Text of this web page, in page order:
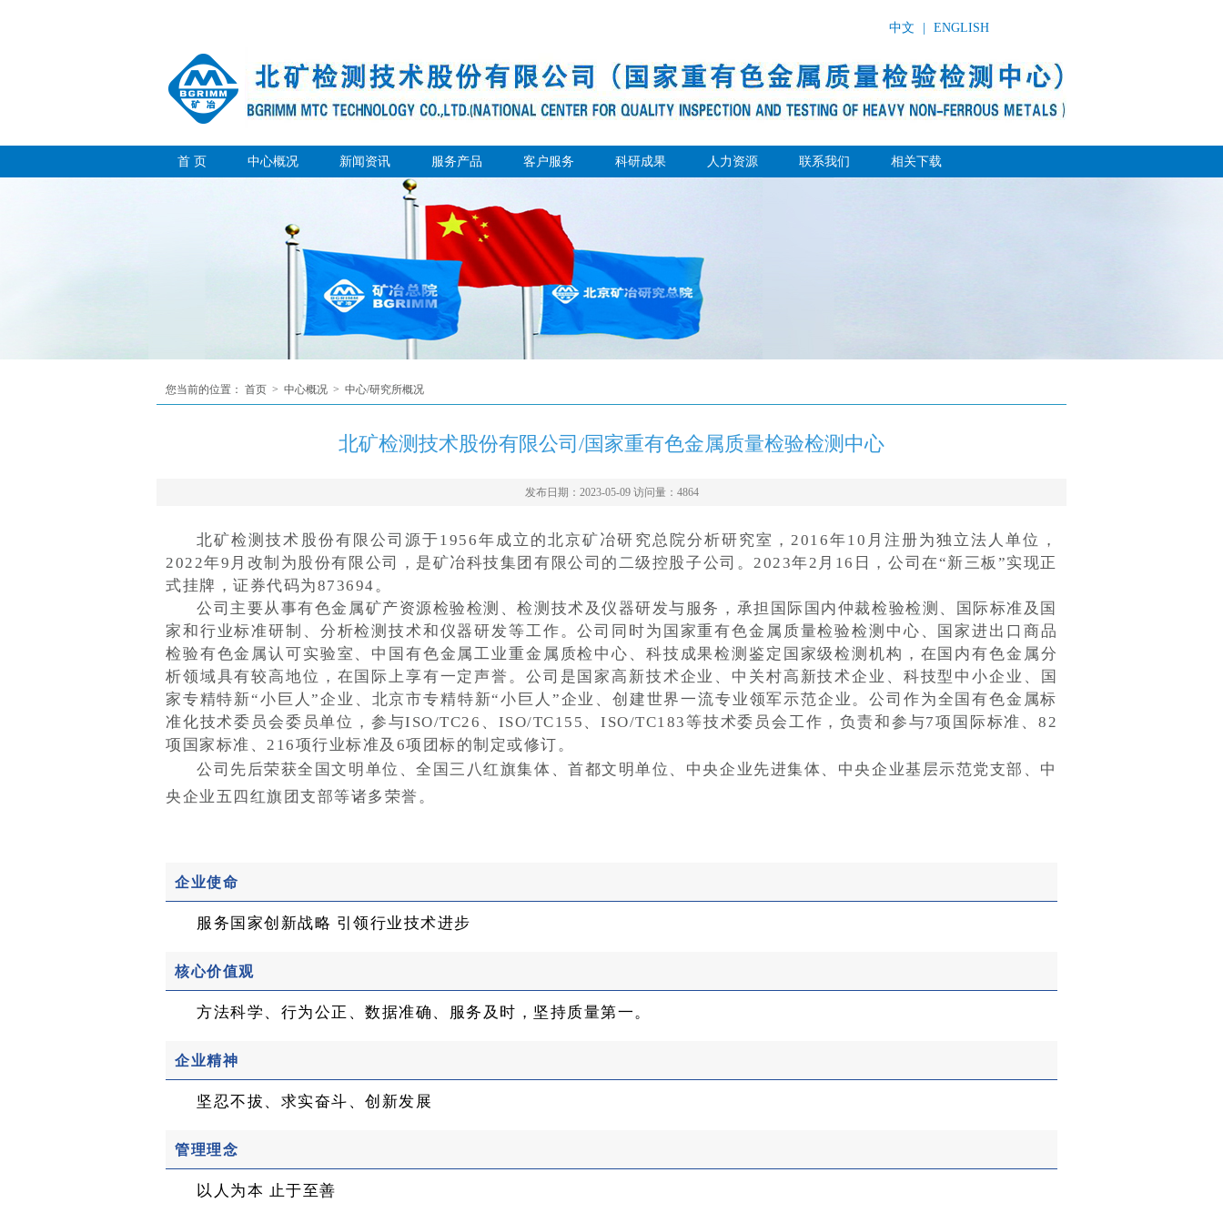
中文 ENGLISH
首 页 中心概况 新闻资讯 服务产品 客户服务 科研成果 人力资源 联系我们 相关下载
您当前的位置： 首页 > 中心概况 > 中心/研究所概况
北矿检测技术股份有限公司/国家重有色金属质量检验检测中心
发布日期：2023-05-09 访问量： 4864
北矿检测技术股份有限公司源于1956年成立的北京矿冶研究总院分析研究室，2016年10月注册为独立法人单位，
2022年9月改制为股份有限公司，是矿冶科技集团有限公司的二级控股子公司。2023年2月16日，公司在“新三板”实现正
式挂牌，证券代码为873694。
公司主要从事有色金属矿产资源检验检测、检测技术及仪器研发与服务，承担国际国内仲裁检验检测、国际标准及国
家和行业标准研制、分析检测技术和仪器研发等工作。公司同时为国家重有色金属质量检验检测中心、国家进出口商品
检验有色金属认可实验室、中国有色金属工业重金属质检中心、科技成果检测鉴定国家级检测机构，在国内有色金属分
析领域具有较高地位，在国际上享有一定声誉。公司是国家高新技术企业、中关村高新技术企业、科技型中小企业、国
家专精特新“小巨人”企业、北京市专精特新“小巨人”企业、创建世界一流专业领军示范企业。公司作为全国有色金属标
准化技术委员会委员单位，参与ISO/TC26、ISO/TC155、ISO/TC183等技术委员会工作，负责和参与7项国际标准、82
项国家标准、216项行业标准及6项团标的制定或修订。
公司先后荣获全国文明单位、全国三八红旗集体、首都文明单位、中央企业先进集体、中央企业基层示范党支部、中
央企业五四红旗团支部等诸多荣誉。
企业使命
服务国家创新战略 引领行业技术进步
核心价值观
方法科学、行为公正、数据准确、服务及时，坚持质量第一。
企业精神
坚忍不拔、求实奋斗、创新发展
管理理念
以人为本 止于至善